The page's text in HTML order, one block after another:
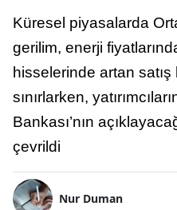
Küresel piyasalarda
gerilim, enerji
hisselerinde artan satış
sınırlarken,
Bankası’nın
çevrildi
Nur Duman